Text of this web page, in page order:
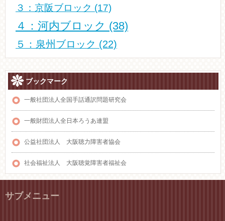
３：京阪ブロック (17)
４：河内ブロック (38)
５：泉州ブロック (22)
ブックマーク
一般社団法人全国手話通訳問題研究会
一般財団法人全日本ろうあ連盟
公益社団法人 大阪聴力障害者協会
社会福祉法人 大阪聴覚障害者福祉会
サブメニュー